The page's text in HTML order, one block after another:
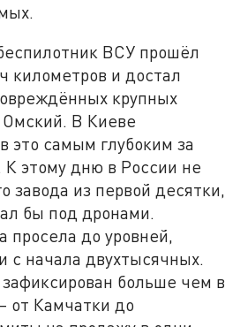
ВСУ прошёл
километров и достал
крупных
В Киеве
это самым глубоким за
К этому дню в России не
завода из первой десятки,
бы под дронами.
просела до уровней,
с начала двухтысячных.
больше чем в
от Камчатки до